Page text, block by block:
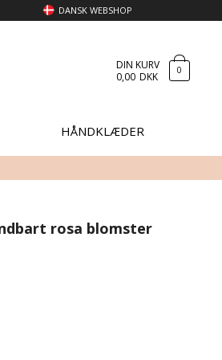
DANSK WEBSHOP
DIN KURV
0,00 DKK 0
HÅNDKLÆDER
rosa blomster